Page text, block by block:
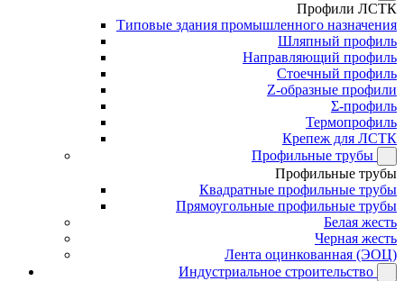
Профили ЛСТК
Типовые здания промышленного назначения
Шляпный профиль
Направляющий профиль
Стоечный профиль
Z-образные профили
Σ-профиль
Термопрофиль
Крепеж для ЛСТК
Профильные трубы
Профильные трубы
Квадратные профильные трубы
Прямоугольные профильные трубы
Белая жесть
Черная жесть
Лента оцинкованная (ЭОЦ)
Индустриальное строительство